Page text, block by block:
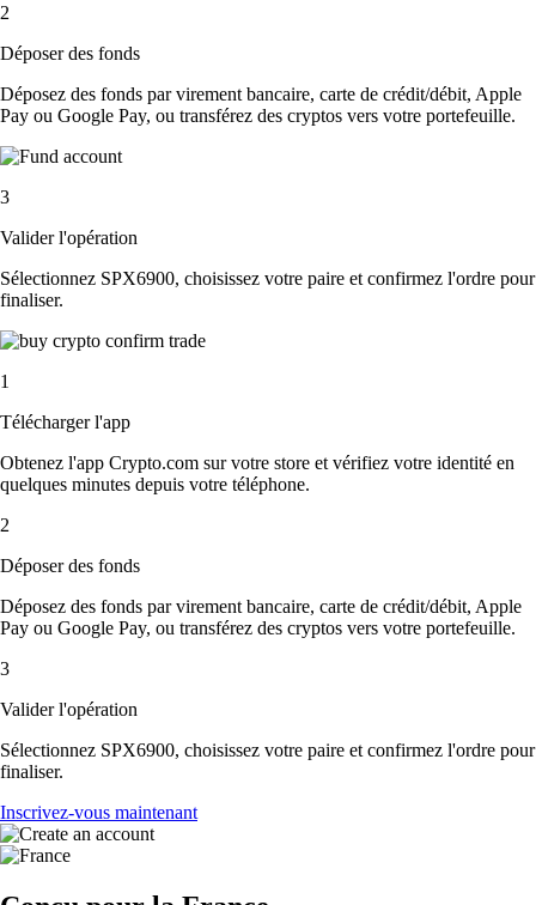
2
Déposer des fonds
Déposez des fonds par virement bancaire, carte de crédit/débit, Apple
Pay ou Google Pay, ou transférez des cryptos vers votre portefeuille.
3
Valider l'opération
Sélectionnez SPX6900, choisissez votre paire et confirmez l'ordre pour
finaliser.
1
Télécharger l'app
Obtenez l'app Crypto.com sur votre store et vérifiez votre identité en
quelques minutes depuis votre téléphone.
2
Déposer des fonds
Déposez des fonds par virement bancaire, carte de crédit/débit, Apple
Pay ou Google Pay, ou transférez des cryptos vers votre portefeuille.
3
Valider l'opération
Sélectionnez SPX6900, choisissez votre paire et confirmez l'ordre pour
finaliser.
Inscrivez-vous maintenant